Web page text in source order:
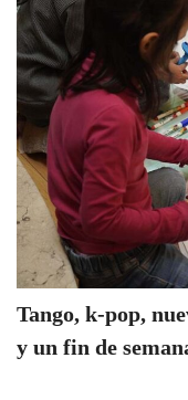
Tango, k-pop,
y un fin de